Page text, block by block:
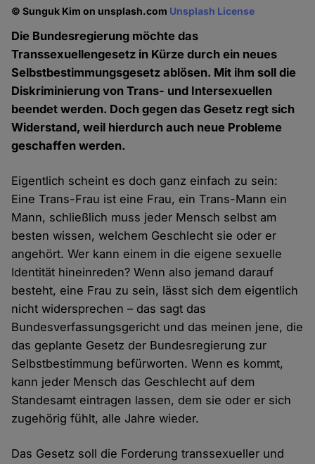
© Sunguk Kim on unsplash.com Unsplash License
Die Bundesregierung möchte das
Transsexuellengesetz in Kürze durch ein neues
Selbstbestimmungsgesetz ablösen. Mit ihm soll die
Diskriminierung von Trans- und Intersexuellen
beendet werden. Doch gegen das Gesetz regt sich
Widerstand, weil hierdurch auch neue Probleme
geschaffen werden.
Eigentlich scheint es doch ganz einfach zu sein:
Eine Trans-Frau ist eine Frau, ein Trans-Mann ein
Mann, schließlich muss jeder Mensch selbst am
besten wissen, welchem Geschlecht sie oder er
angehört. Wer kann einem in die eigene sexuelle
Identität hineinreden? Wenn also jemand darauf
besteht, eine Frau zu sein, lässt sich dem eigentlich
nicht widersprechen – das sagt das
Bundesverfassungsgericht und das meinen jene, die
das geplante Gesetz der Bundesregierung zur
Selbstbestimmung befürworten. Wenn es kommt,
kann jeder Mensch das Geschlecht auf dem
Standesamt eintragen lassen, dem sie oder er sich
zugehörig fühlt, alle Jahre wieder.
Das Gesetz soll die Forderung transsexueller und